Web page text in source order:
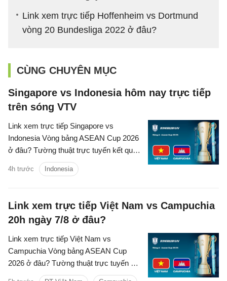
Link xem trực tiếp Hoffenheim vs Dortmund
vòng 20 Bundesliga 2022 ở đâu?
CÙNG CHUYÊN MỤC
Singapore vs Indonesia hôm nay trực tiếp
trên sóng VTV
Link xem trực tiếp Singapore vs
Indonesia Vòng bảng ASEAN Cup 2026
ở đâu? Tường thuật trực tuyến kết quả
bóng đá Singapore vs Indonesia trên
kênh phát sóng nào?
4h trước Indonesia
Link xem trực tiếp Việt Nam vs Campuchia
20h ngày 7/8 ở đâu?
Link xem trực tiếp Việt Nam vs
Campuchia Vòng bảng ASEAN Cup
2026 ở đâu? Tường thuật trực tuyến kết
quả bóng đá Việt Nam vs Campuchia